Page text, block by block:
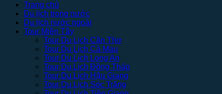
Trang chủ
Du lịch trong nước
Du lịch nước ngoài
Tour Miền Tây
Tour Du Lịch Cần Thơ
Tour Du Lịch Cà Mau
Tour Du Lịch Long An
Tour Du Lịch Đồng Tháp
Tour Du Lịch Hậu Giang
Tour Du Lịch Sóc Trăng